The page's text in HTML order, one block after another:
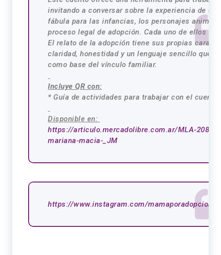
invitando a conversar sobre la experiencia de
fábula para las infancias, los personajes
proceso legal de adopción. Cada uno de ellos es
El relato de la adopción tiene sus propias
claridad, honestidad y un lenguaje sencillo que
como base del vínculo familiar.
Incluye QR con:
* Guía de actividades para trabajar con el
Disponible en:
https://articulo.mercadolibre.com.ar/MLA-
mariana-macia-_JM
https://www.instagram.com/